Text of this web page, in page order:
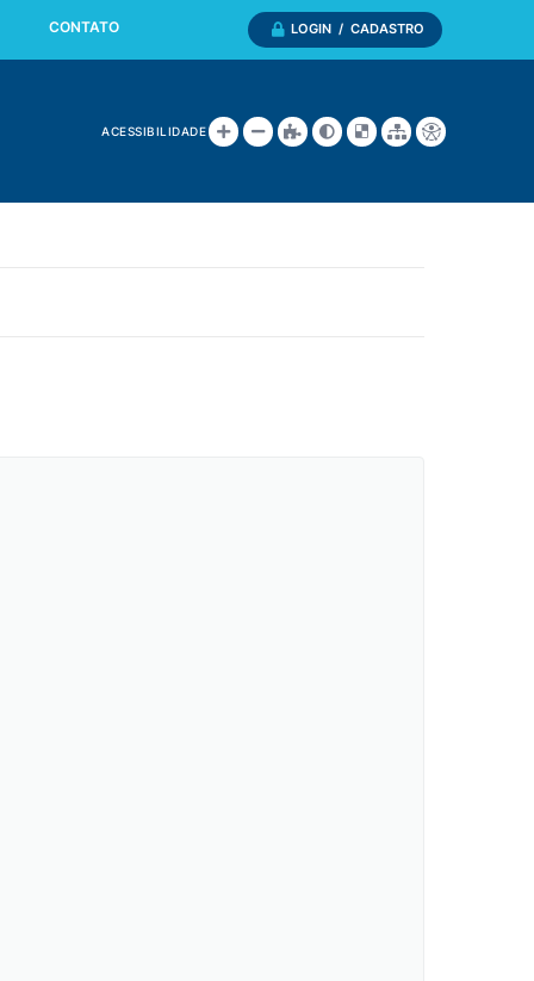
LOGIN / CADASTRO
ACESSIBILIDADE
CONTATO